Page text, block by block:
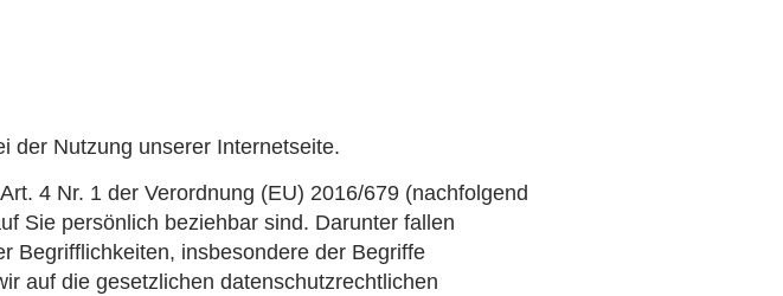
der Nutzung unserer Internetseite.
4 Nr. 1 der Verordnung (EU) 2016/679 (nachfolgend
Sie persönlich beziehbar sind. Darunter fallen
Begrifflichkeiten, insbesondere der Begriffe
auf die gesetzlichen datenschutzrechtlichen